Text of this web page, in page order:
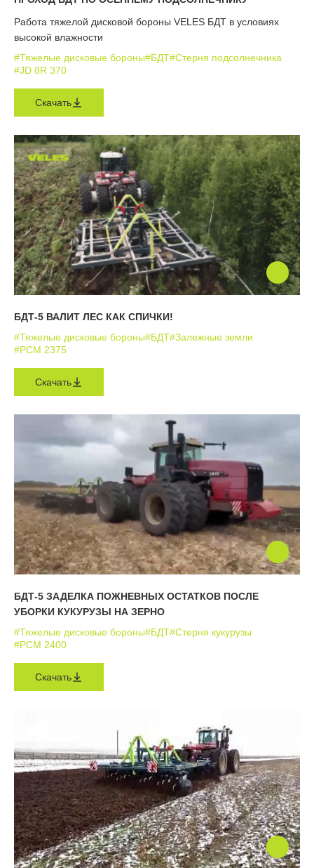
Работа тяжелой дисковой бороны VELES БДТ в условиях
высокой влажности
#Тяжелые дисковые бороны#БДТ#Стерня подсолнечника
#JD 8R 370
Скачать
БДТ-5 ВАЛИТ ЛЕС КАК СПИЧКИ!
#Тяжелые дисковые бороны#БДТ#Залежные земли
#РСМ 2375
Скачать
БДТ-5 ЗАДЕЛКА ПОЖНЕВНЫХ ОСТАТКОВ ПОСЛЕ
УБОРКИ КУКУРУЗЫ НА ЗЕРНО
#Тяжелые дисковые бороны#БДТ#Стерня кукурузы
#РСМ 2400
Скачать